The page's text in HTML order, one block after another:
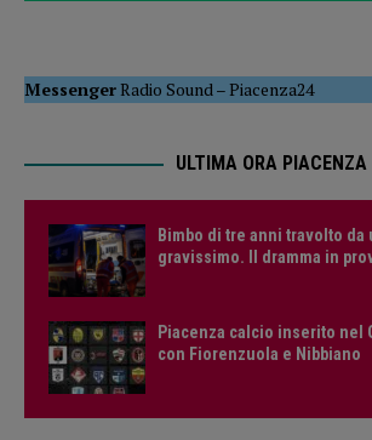
MessengerRadio Sound –Piacenza24
ULTIMA ORA PIACENZA
Bimbo di tre anni travolto da
gravissimo. Il dramma in
Piacenza calcio inserito nel
con Fiorenzuola e Nibbiano